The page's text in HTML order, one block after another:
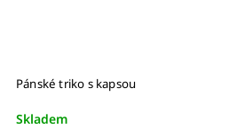
Pánské triko s kapsou
Skladem